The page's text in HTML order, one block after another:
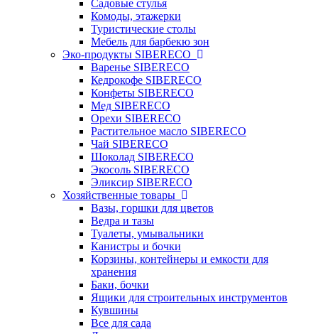
Садовые стулья
Комоды, этажерки
Туристические столы
Мебель для барбекю зон
Эко-продукты SIBERECO
Варенье SIBERECO
Кедрокофе SIBERECO
Конфеты SIBERECO
Мед SIBERECO
Орехи SIBERECO
Растительное масло SIBERECO
Чай SIBERECO
Шоколад SIBERECO
Экосоль SIBERECO
Эликсир SIBERECO
Хозяйственные товары
Вазы, горшки для цветов
Ведра и тазы
Туалеты, умывальники
Канистры и бочки
Корзины, контейнеры и емкости для
хранения
Баки, бочки
Ящики для строительных инструментов
Кувшины
Все для сада